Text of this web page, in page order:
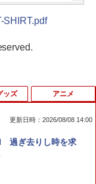
SHIRT.pdf
更新日時：2026/08/08 14:00
過ぎ去りし時を求
ッズ アニメ